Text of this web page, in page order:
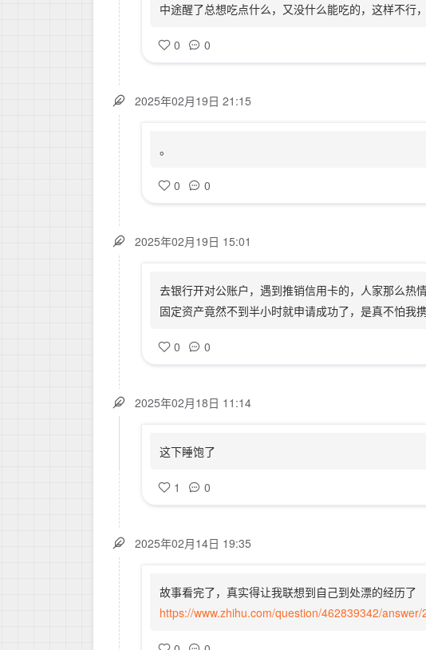
中途醒了总想吃点什么，又没什么能吃的，这样不行
0 0
2025年02月19日 21:15
。
0 0
2025年02月19日 15:01
去银行开对公账户，遇到推销信用卡的，人家那么热
固定资产竟然不到半小时就申请成功了，是真不怕我
0 0
2025年02月18日 11:14
这下睡饱了
1 0
2025年02月14日 19:35
故事看完了，真实得让我联想到自己到处漂的经历了
https://www.zhihu.com/question/462839342/answer/